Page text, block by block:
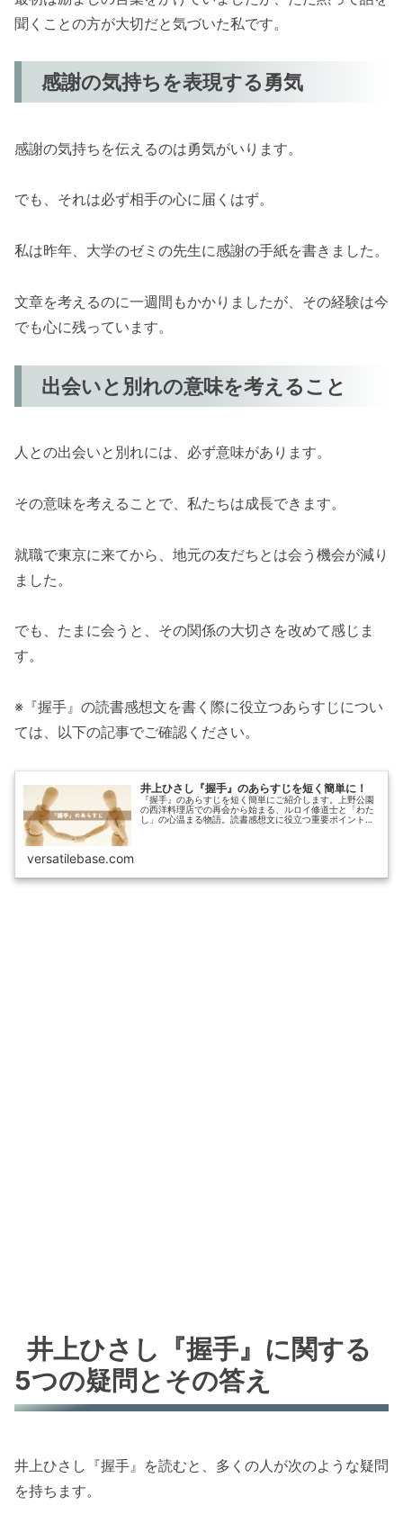
聞くことの方が大切だと気づいた私です。
感謝の気持ちを表現する勇気
感謝の気持ちを伝えるのは勇気がいります。
でも、それは必ず相手の心に届くはず。
私は昨年、大学のゼミの先生に感謝の手紙を書きました。
文章を考えるのに一週間もかかりましたが、その経験は今
でも心に残っています。
出会いと別れの意味を考えること
人との出会いと別れには、必ず意味があります。
その意味を考えることで、私たちは成長できます。
就職で東京に来てから、地元の友だちとは会う機会が減り
ました。
でも、たまに会うと、その関係の大切さを改めて感じま
す。
※『握手』の読書感想文を書く際に役立つあらすじについ
ては、以下の記事でご確認ください。
井上ひさし『握手』のあらすじを短く簡単に！
『握手』のあらすじを短く簡単にご紹介します。上野公園
の西洋料理店での再会から始まる、ルロイ修道士と「わた
し」の心温まる物語。読書感想文に役立つ重要ポイントか
versatilebase.com
井上ひさし『握手』に関する
5つの疑問とその答え
井上ひさし『握手』を読むと、多くの人が次のような疑問
を持ちます。